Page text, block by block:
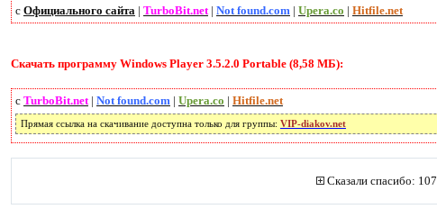
с Официального сайта | TurboBit.net| Not found.com | Upera.co | Hitfile.net
Скачать программу Windows Player 3.5.2.0 Portable (8,58 МБ):
с TurboBit.net| Not found.com | Upera.co | Hitfile.net
Прямая ссылка на скачивание доступна только для группы: VIP-diakov.net
Сказали спасибо: 107